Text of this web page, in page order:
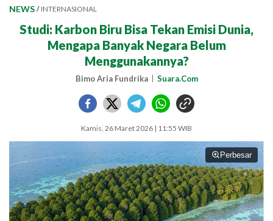
NEWS / INTERNASIONAL
Studi: Karbon Biru Bisa Tekan Emisi Dunia,
Mengapa Banyak Negara Belum
Menggunakannya?
Bimo Aria Fundrika Suara.Com
Kamis, 26 Maret 2026 | 11:55 WIB
Perbesar